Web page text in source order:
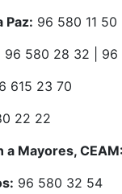
Paz: 96 580 11 50
96 580 28 32 | 96
615 23 70
22 22
Mayores, CEAM:
96 580 32 54